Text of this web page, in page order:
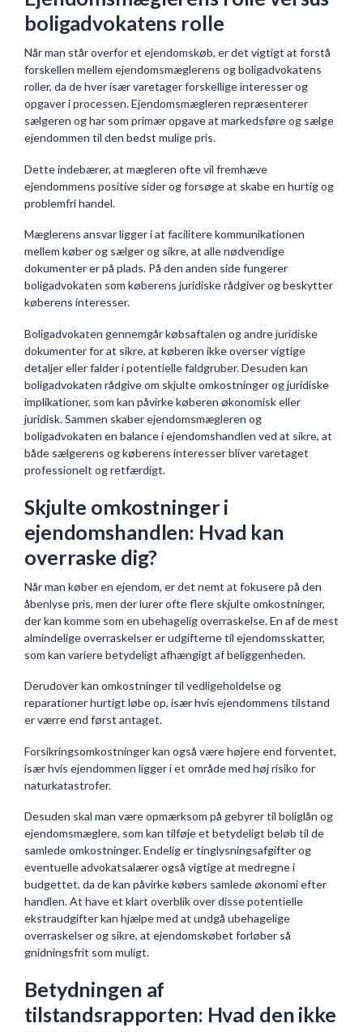
boligadvokatens rolle
Når man står overfor et ejendomskøb, er det vigtigt at forstå
forskellen mellem ejendomsmæglerens og boligadvokatens
roller, da de hver især varetager forskellige interesser og
opgaver i processen. Ejendomsmægleren repræsenterer
sælgeren og har som primær opgave at markedsføre og sælge
ejendommen til den bedst mulige pris.
Dette indebærer, at mægleren ofte vil fremhæve
ejendommens positive sider og forsøge at skabe en hurtig og
problemfri handel.
Mæglerens ansvar ligger i at facilitere kommunikationen
mellem køber og sælger og sikre, at alle nødvendige
dokumenter er på plads. På den anden side fungerer
boligadvokaten som køberens juridiske rådgiver og beskytter
køberens interesser.
Boligadvokaten gennemgår købsaftalen og andre juridiske
dokumenter for at sikre, at køberen ikke overser vigtige
detaljer eller falder i potentielle faldgruber. Desuden kan
boligadvokaten rådgive om skjulte omkostninger og juridiske
implikationer, som kan påvirke køberen økonomisk eller
juridisk. Sammen skaber ejendomsmægleren og
boligadvokaten en balance i ejendomshandlen ved at sikre, at
både sælgerens og køberens interesser bliver varetaget
professionelt og retfærdigt.
Skjulte omkostninger i
ejendomshandlen: Hvad kan
overraske dig?
Når man køber en ejendom, er det nemt at fokusere på den
åbenlyse pris, men der lurer ofte flere skjulte omkostninger,
der kan komme som en ubehagelig overraskelse. En af de mest
almindelige overraskelser er udgifterne til ejendomsskatter,
som kan variere betydeligt afhængigt af beliggenheden.
Derudover kan omkostninger til vedligeholdelse og
reparationer hurtigt løbe op, især hvis ejendommens tilstand
er værre end først antaget.
Forsikringsomkostninger kan også være højere end forventet,
især hvis ejendommen ligger i et område med høj risiko for
naturkatastrofer.
Desuden skal man være opmærksom på gebyrer til boliglån og
ejendomsmæglere, som kan tilføje et betydeligt beløb til de
samlede omkostninger. Endelig er tinglysningsafgifter og
eventuelle advokatsalærer også vigtige at medregne i
budgettet, da de kan påvirke købers samlede økonomi efter
handlen. At have et klart overblik over disse potentielle
ekstraudgifter kan hjælpe med at undgå ubehagelige
overraskelser og sikre, at ejendomskøbet forløber så
gnidningsfrit som muligt.
Betydningen af
tilstandsrapporten: Hvad den ikke